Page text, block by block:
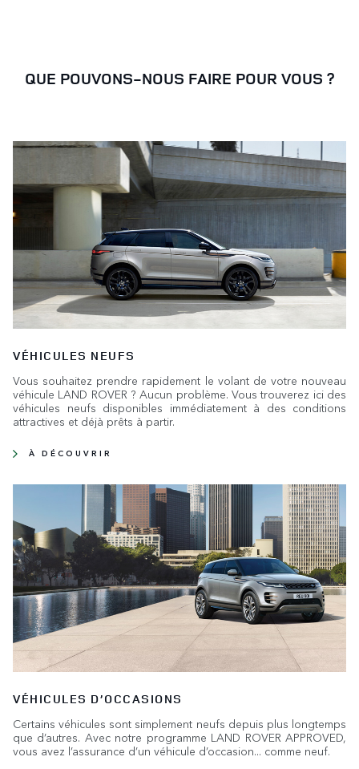
QUE POUVONS-NOUS FAIRE POUR VOUS ?
VÉHICULES NEUFS
Vous souhaitez prendre rapidement le volant de votre nouveau
véhicule LAND ROVER ? Aucun problème. Vous trouverez ici des
véhicules neufs disponibles immédiatement à des conditions
attractives et déjà prêts à partir.
À DÉCOUVRIR
VÉHICULES D’OCCASIONS
Certains véhicules sont simplement neufs depuis plus longtemps
que d’autres. Avec notre programme LAND ROVER APPROVED,
vous avez l’assurance d’un véhicule d’occasion... comme neuf.